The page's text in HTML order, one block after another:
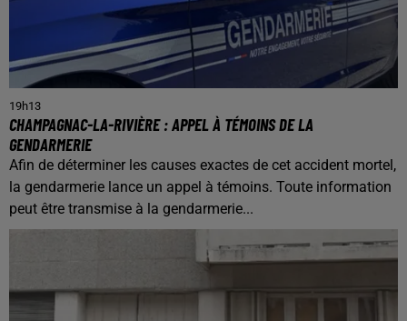
19h13
CHAMPAGNAC-LA-RIVIÈRE : APPEL À TÉMOINS DE LA
GENDARMERIE
Afin de déterminer les causes exactes de cet accident mortel,
la gendarmerie lance un appel à témoins. Toute information
peut être transmise à la gendarmerie...